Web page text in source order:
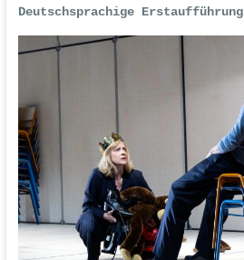
Deutschsprachige Erstaufführung